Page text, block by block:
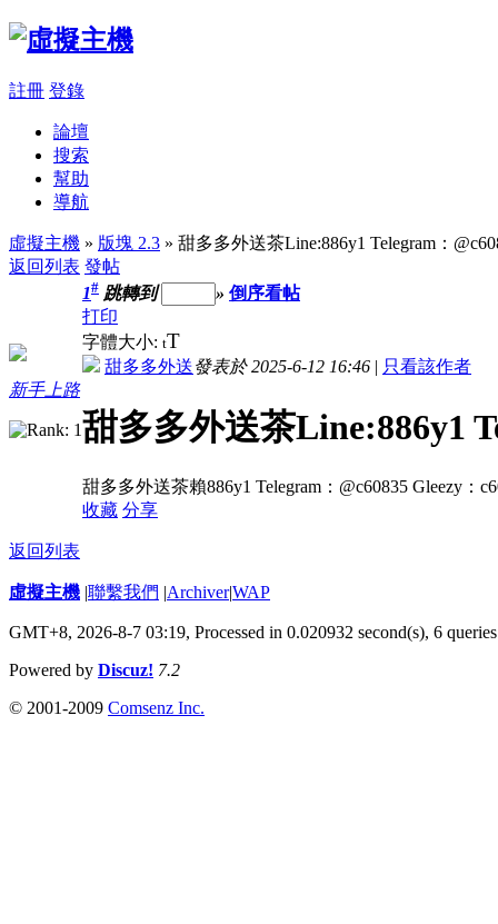
註冊 登錄
論壇
搜索
幫助
導航
虛擬主機 » 版塊 2.3 » 甜多多外送茶Line:886y1 Telegram：
返回列表 發帖
新手上路
1# 跳轉到 » 倒序看帖
打印
字體大小: tT
甜多多外送發表於 2025-6-12 16:46 | 只看該作者
甜多多外送茶Line:886y1
甜多多外送茶賴886y1 Telegram：@c60835 Gleezy
收藏 分享
返回列表
虛擬主機 |聯繫我們 |Archiver|WAP
GMT+8, 2026-8-7 03:19, Processed in 0.020932 second(s), 6 queries
Powered by Discuz! 7.2
© 2001-2009 Comsenz Inc.